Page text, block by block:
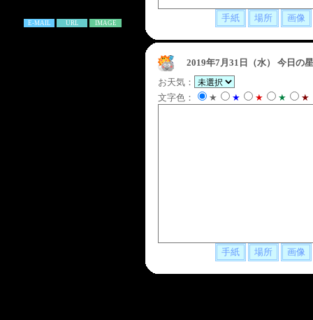
E-MAIL URL IMAGE
2019年7月31日（水）
今日の
お天気：
文字色：
★ ★ ★ ★ ★